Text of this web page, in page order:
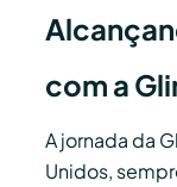
com a
A jornada da
Unidos,